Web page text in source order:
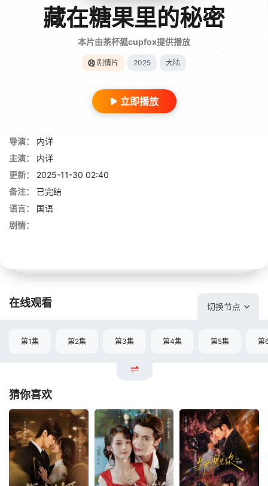
藏在糖果里的秘密
本片由茶杯狐cupfox提供播放
剧情片 2025 大陆
立即播放
导演：
内详
主演：
内详
更新：
2025-11-30 02:40
备注：
已完结
语言：
国语
剧情：
在线观看 切换节点
第1集 第2集 第3集 第4集 第5集 第
猜你喜欢